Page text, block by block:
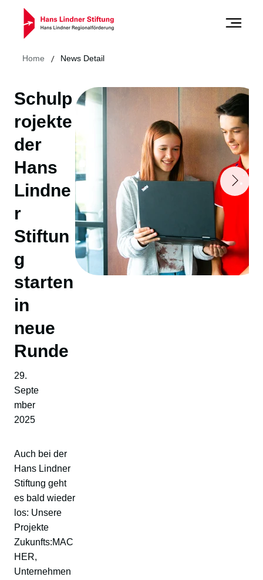
Schulp
rojekte
der
Hans
Lindne
r
Stiftun
g
starten
in
neue
Runde
29.
Septe
mber
2025
Auch bei der
Hans Lindner
Stiftung geht
es bald wieder
los: Unsere
Projekte
Zukunfts:MAC
HER,
Unternehmen
Home / News Detail